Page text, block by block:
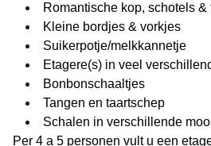
Romantische kop, schotels
Kleine bordjes & vorkjes
Suikerpotje/melkkannetje
Etagere(s) in veel
Bonbonschaaltjes
Tangen en taartschep
Schalen in verschillende
Per 4 a 5 personen vult u een